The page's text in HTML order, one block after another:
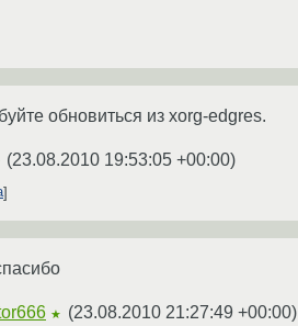
обновиться из xorg-edgres.
(23.08.2010 19:53:05 +00:00)
★ (23.08.2010 21:27:49 +00:00)